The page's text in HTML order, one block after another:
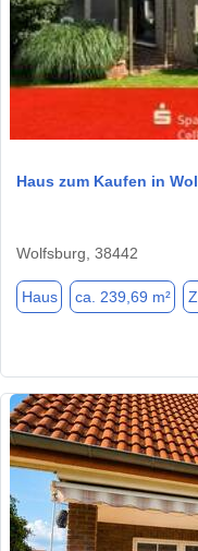
Haus zum Kaufen in
Wolfsburg, 38442
Haus ca. 239,69 m²